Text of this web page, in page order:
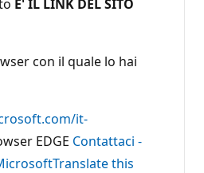
E' IL LINK DEL SITO
con il quale lo hai
it-
EDGE Contattaci -
Translate this